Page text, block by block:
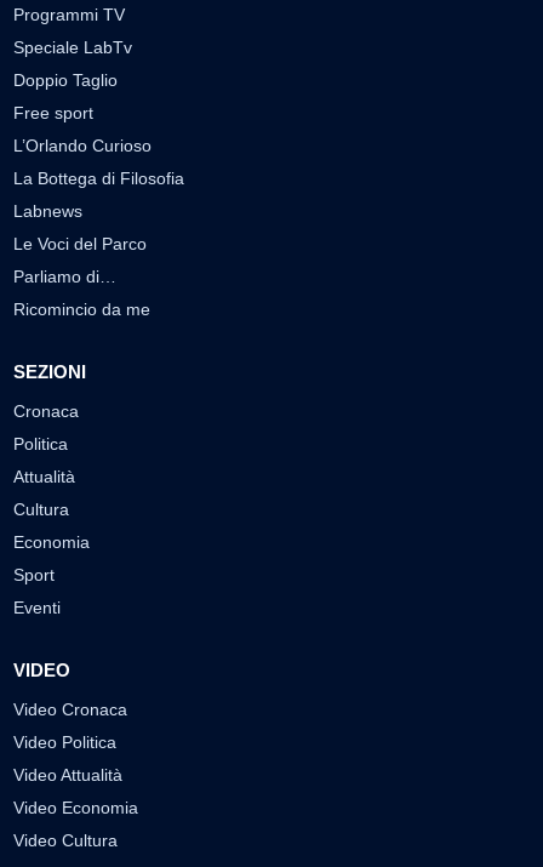
Programmi TV
Speciale LabTv
Doppio Taglio
Free sport
L’Orlando Curioso
La Bottega di Filosofia
Labnews
Le Voci del Parco
Parliamo di…
Ricomincio da me
SEZIONI
Cronaca
Politica
Attualità
Cultura
Economia
Sport
Eventi
VIDEO
Video Cronaca
Video Politica
Video Attualità
Video Economia
Video Cultura